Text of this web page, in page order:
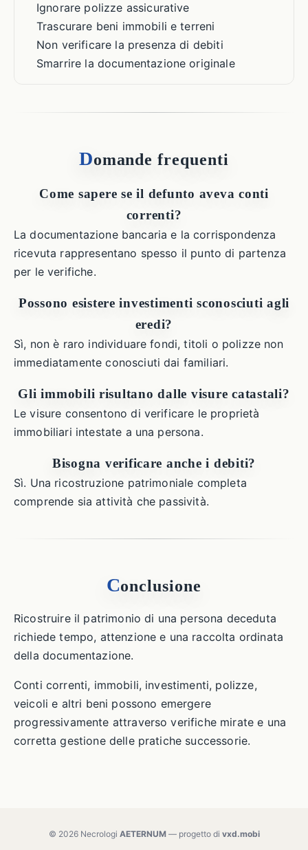
Ignorare polizze assicurative
Trascurare beni immobili e terreni
Non verificare la presenza di debiti
Smarrire la documentazione originale
Domande frequenti
Come sapere se il defunto aveva conti
correnti?
La documentazione bancaria e la corrispondenza
ricevuta rappresentano spesso il punto di partenza
per le verifiche.
Possono esistere investimenti sconosciuti agli
eredi?
Sì, non è raro individuare fondi, titoli o polizze non
immediatamente conosciuti dai familiari.
Gli immobili risultano dalle visure catastali?
Le visure consentono di verificare le proprietà
immobiliari intestate a una persona.
Bisogna verificare anche i debiti?
Sì. Una ricostruzione patrimoniale completa
comprende sia attività che passività.
Conclusione
Ricostruire il patrimonio di una persona deceduta
richiede tempo, attenzione e una raccolta ordinata
della documentazione.
Conti correnti, immobili, investimenti, polizze,
veicoli e altri beni possono emergere
progressivamente attraverso verifiche mirate e una
corretta gestione delle pratiche successorie.
© 2026 Necrologi AETERNUM— progetto di vxd.mobi